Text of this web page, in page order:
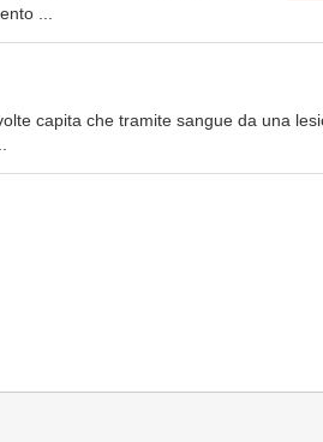
...
capita che tramite sangue da una